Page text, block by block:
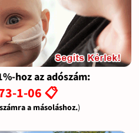
hoz az adószám:
1-06 📋
a másoláshoz.)